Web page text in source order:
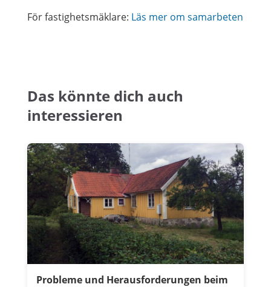
För fastighetsmäklare: Läs mer om samarbeten
Das könnte dich auch
interessieren
Probleme und Herausforderungen beim